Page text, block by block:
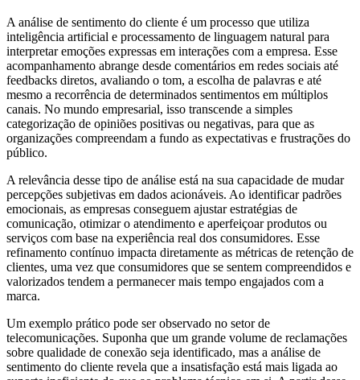
A análise de sentimento do cliente é um processo que utiliza
inteligência artificial e processamento de linguagem natural para
interpretar emoções expressas em interações com a empresa. Esse
acompanhamento abrange desde comentários em redes sociais até
feedbacks diretos, avaliando o tom, a escolha de palavras e até
mesmo a recorrência de determinados sentimentos em múltiplos
canais. No mundo empresarial, isso transcende a simples
categorização de opiniões positivas ou negativas, para que as
organizações compreendam a fundo as expectativas e frustrações do
público.
A relevância desse tipo de análise está na sua capacidade de mudar
percepções subjetivas em dados acionáveis. Ao identificar padrões
emocionais, as empresas conseguem ajustar estratégias de
comunicação, otimizar o atendimento e aperfeiçoar produtos ou
serviços com base na experiência real dos consumidores. Esse
refinamento contínuo impacta diretamente as métricas de retenção de
clientes, uma vez que consumidores que se sentem compreendidos e
valorizados tendem a permanecer mais tempo engajados com a
marca.
Um exemplo prático pode ser observado no setor de
telecomunicações. Suponha que um grande volume de reclamações
sobre qualidade de conexão seja identificado, mas a análise de
sentimento do cliente revela que a insatisfação está mais ligada ao